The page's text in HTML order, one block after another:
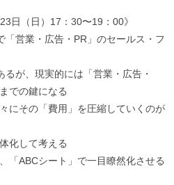
日（日）17：30〜19：00》
「営業・広告・PR」のセールス・フ
るが、現実的には「営業・広告・
での鍵になる
にその「費用」を圧縮していくのが
化して考える
「ABCシート」で一目瞭然化させる